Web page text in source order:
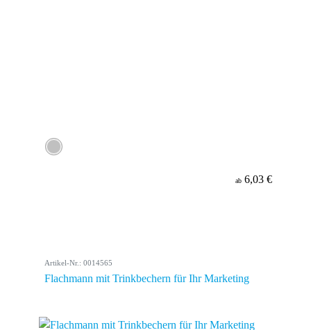
ab 6,03 €
Artikel-Nr.: 0014565
Flachmann mit Trinkbechern für Ihr Marketing